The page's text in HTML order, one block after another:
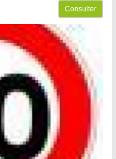
Consulter